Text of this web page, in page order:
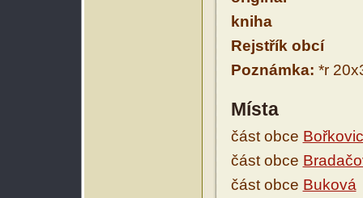
kniha
Rejstřík obcí
Poznámka: *r
Místa
část obce
část obce
část obce Buková